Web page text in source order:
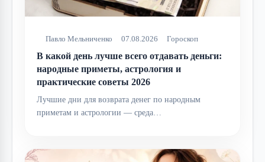
Павло Мельниченко 07.08.2026 Гороскоп
В какой день лучше всего отдавать деньги:
народные приметы, астрология и
практические советы 2026
Лучшие дни для возврата денег по народным
приметам и астрологии — среда…